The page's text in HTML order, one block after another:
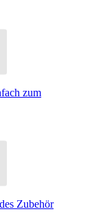
zum
Zubehör